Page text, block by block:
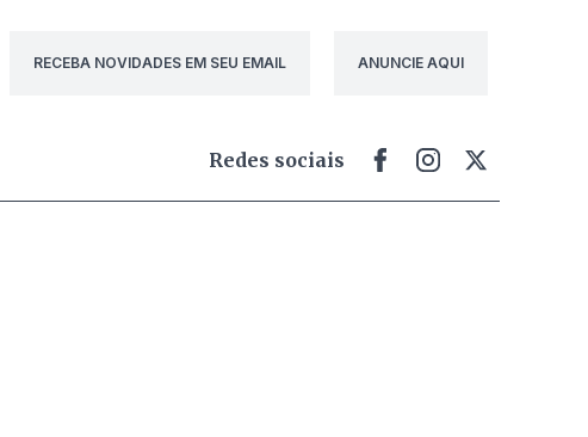
RECEBA NOVIDADES EM SEU EMAIL ANUNCIE AQUI
Redes sociais